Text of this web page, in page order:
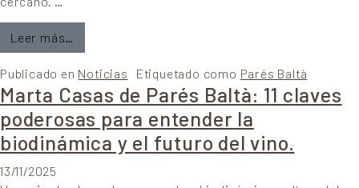
Leer más…
Publicado en Noticias Etiquetado como Parés Baltà
Marta Casas de Parés Baltà: 11 claves
poderosas para entender la
biodinámica y el futuro del vino.
13/11/2025